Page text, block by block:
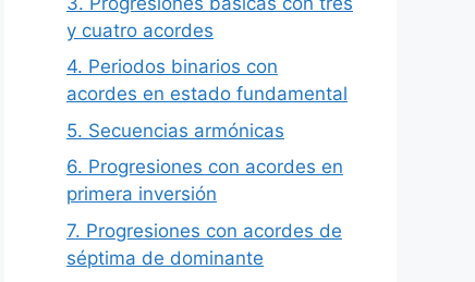
y cuatro acordes
4. Periodos binarios con
acordes en estado fundamental
5. Secuencias armónicas
6. Progresiones con acordes en
primera inversión
7. Progresiones con acordes de
séptima de dominante